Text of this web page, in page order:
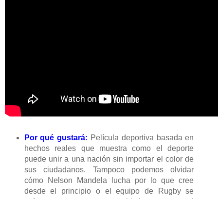
Por qué gustará: Película deportiva basada en
hechos reales que muestra como el deporte
puede unir a una nación sin importar el color de
sus ciudadanos. Tampoco podemos olvidar
cómo Nelson Mandela lucha por lo que cree
desde el principio o el equipo de Rugby se